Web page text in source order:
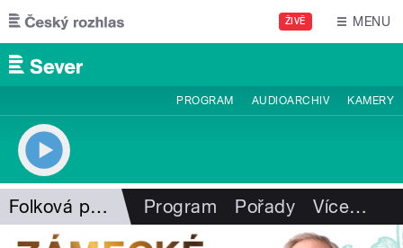
Přejít k hlavnímu obsahu
ŽIVĚ MENU
PROGRAM AUDIOARCHIV KAMERY
Folková pohlazení Program Pořady Více…